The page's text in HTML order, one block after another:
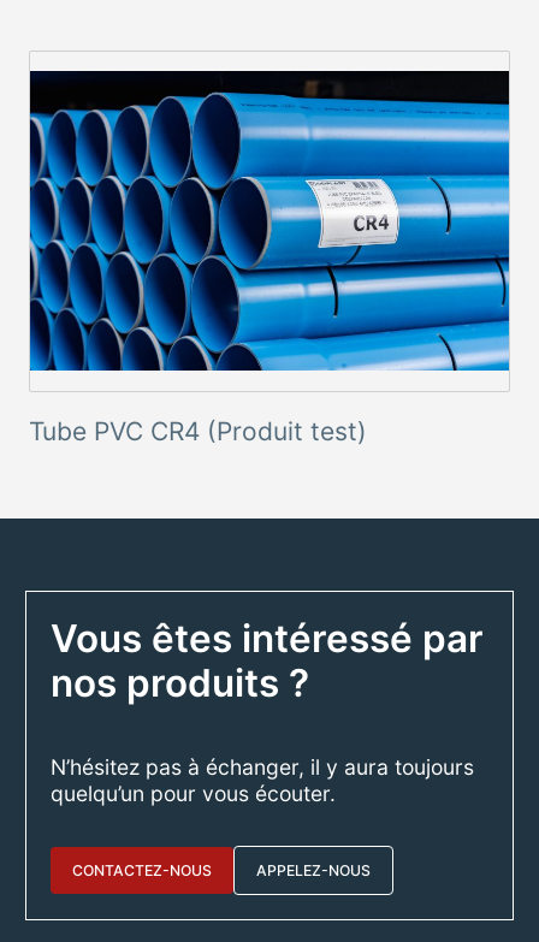
Tube PVC CR4 (Produit test)
Vous êtes intéressé par
nos produits ?
N’hésitez pas à échanger, il y aura toujours
quelqu’un pour vous écouter.
CONTACTEZ-NOUS APPELEZ-NOUS